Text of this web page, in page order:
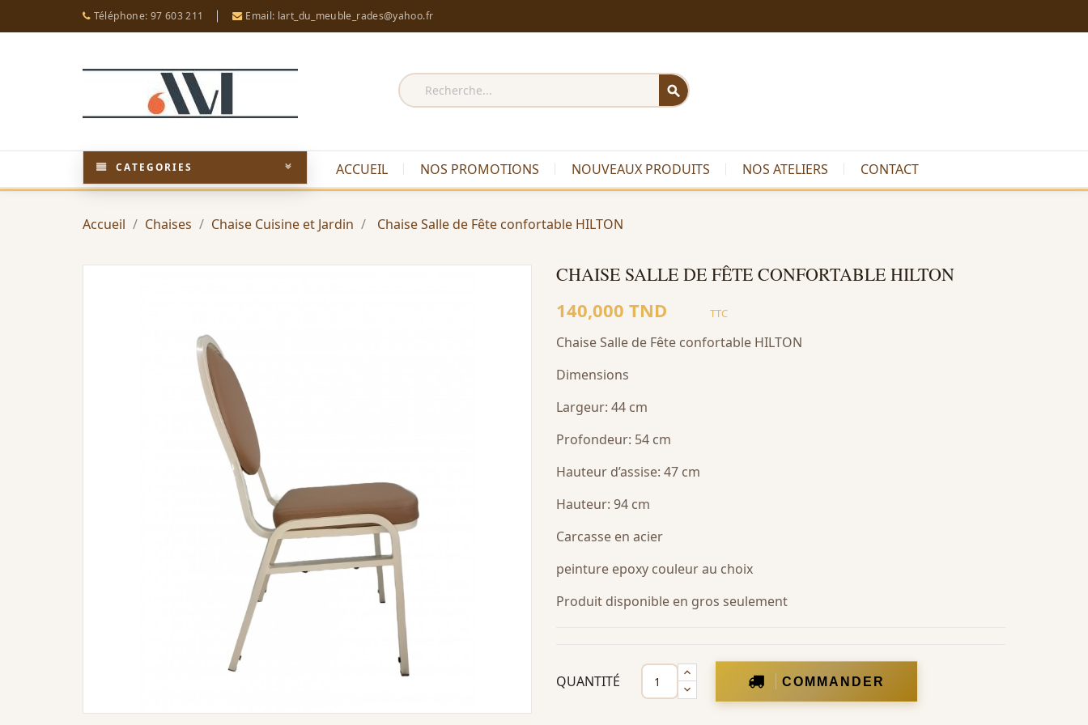
Téléphone: 97 603 211 Email: lart_du_meuble_rades@yahoo.fr
search
CATEGORIES ACCUEIL NOS PROMOTIONS NOUVEAUX PRODUITS NOS ATELIERS CONTACT
Accueil Chaises Chaise Cuisine et Jardin Chaise Salle de Fête confortable HILTON
CHAISE SALLE DE FÊTE CONFORTABLE HILTON
140,000 TND TTC
Chaise Salle de Fête confortable HILTON
Dimensions
Largeur: 44 cm
Profondeur: 54 cm
Hauteur d’assise: 47 cm
Hauteur: 94 cm
Carcasse en acier
peinture epoxy couleur au choix
Produit disponible en gros seulement
QUANTITÉ COMMANDER